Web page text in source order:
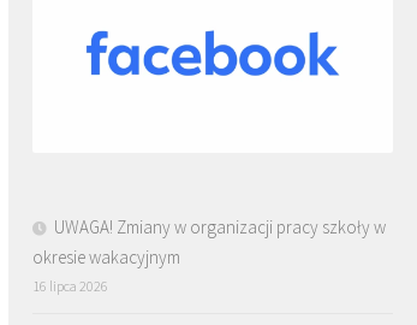
UWAGA! Zmiany w organizacji pracy szkoły w
okresie wakacyjnym
16 lipca 2026